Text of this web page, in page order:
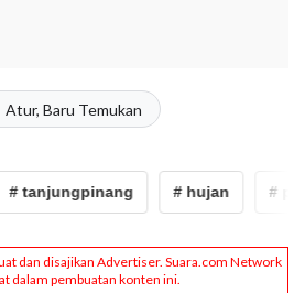
Atur, Baru Temukan
# tanjungpinang # hujan # petir